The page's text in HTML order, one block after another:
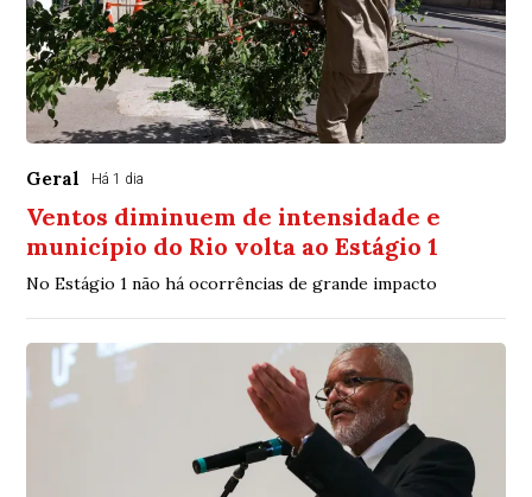
Geral Há 1 dia
Ventos diminuem de intensidade e
município do Rio volta ao Estágio 1
No Estágio 1 não há ocorrências de grande impacto